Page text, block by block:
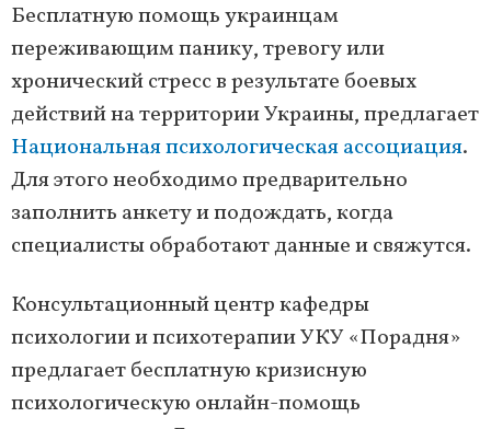
Бесплатную помощь украинцам
переживающим панику, тревогу или
хронический стресс в результате боевых
действий на территории Украины, предлагает
Национальная психологическая ассоциация.
Для этого необходимо предварительно
заполнить анкету и подождать, когда
специалисты обработают данные и свяжутся.
Консультационный центр кафедры
психологии и психотерапии УКУ «Порадня»
предлагает бесплатную кризисную
психологическую онлайн-помощь